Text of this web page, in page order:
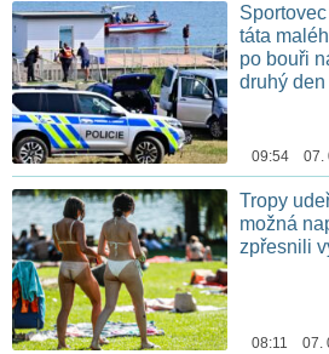
táta
po bouři
druhý den
09:54 07.
Tropy
možná
zpřesnili
08:11 07.